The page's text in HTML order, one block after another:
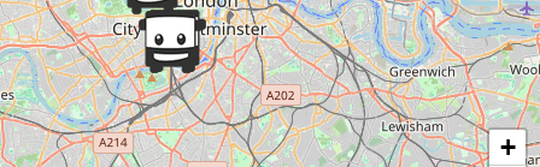
+